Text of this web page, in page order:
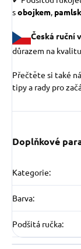
sobojkem,
Česká ruční
důrazem na
Přečtěte si také
tipy a rady pro
Doplňkové
Kategorie:
Barva:
Podšitá ručka: